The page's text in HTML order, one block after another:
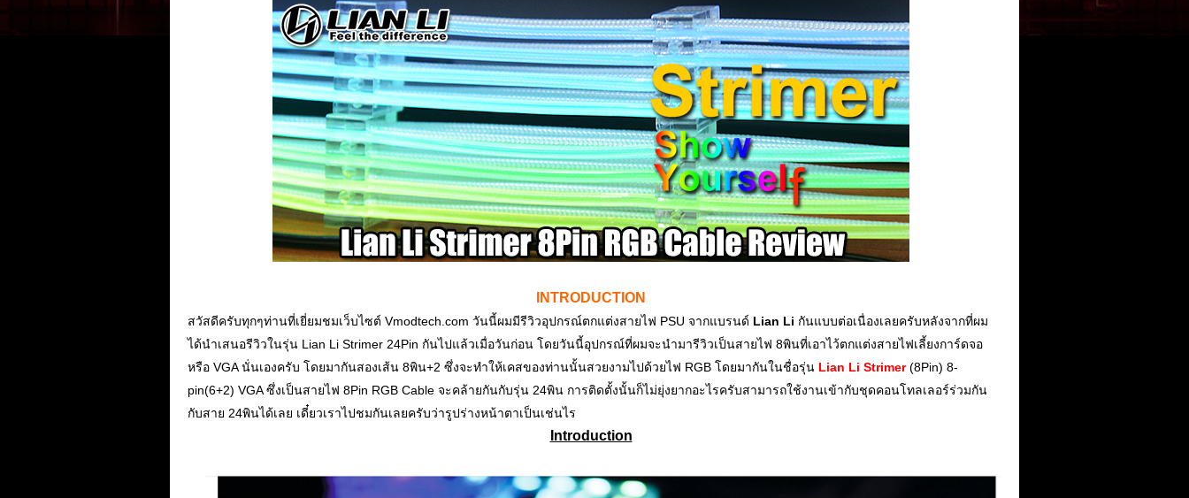
INTRODUCTION
สวัสดีครับทุกๆท่านที่เยี่ยมชมเว็บไซต์ Vmodtech.com วันนี้ผมมีรีวิวอุปกรณ์ตกแต่งสายไฟ PSU จากแบรนด์ Lian Li กันแบบต่อเนื่องเลยครับหลังจากที่ผม
ได้นำเสนอรีวิวในรุ่น Lian Li Strimer 24Pin กันไปแล้วเมื่อวันก่อน โดยวันนี้อุปกรณ์ที่ผมจะนำมารีวิวเป็นสายไฟ 8พินที่เอาไว้ตกแต่งสายไฟเลี้ยงการ์ดจอ
หรือ VGA นั่นเองครับ โดยมากันสองเส้น 8พิน+2 ซึ่งจะทำให้เคสของท่านนั้นสวยงามไปด้วยไฟ RGB โดยมากันในชื่อรุ่น Lian Li Strimer(8Pin) 8-
pin(6+2) VGA ซึ่งเป็นสายไฟ 8Pin RGB Cable จะคล้ายกันกับรุ่น 24พิน การติดตั้งนั้นก็ไม่ยุ่งยากอะไรครับสามารถใช้งานเข้ากับชุดคอนโทลเลอร์ร่วมกัน
กับสาย 24พินได้เลย เดี๋ยวเราไปชมกันเลยครับว่ารูปร่างหน้าตาเป็นเช่นไร
Introduction